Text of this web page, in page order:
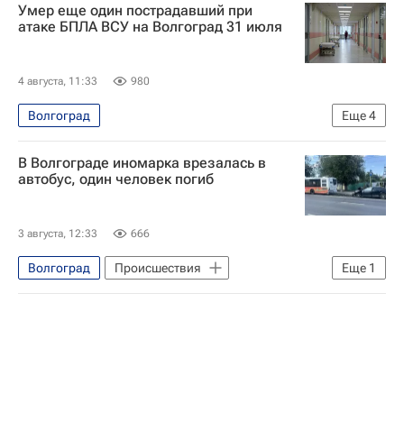
Санкт-Петербург
Алексей Сазанов
Вайлдберриз (Wildberries)
Следственный комитет России (СК РФ)
Татьяна Ким (Бакальчук)
Умер еще один пострадавший при
атаке БПЛА ВСУ на Волгоград 31 июля
4 августа, 11:33 980
Еще4
Волгоград
Специальная военная операция на Украине
Андрей Бочаров
Происшествия
В Волгограде иномарка врезалась в
автобус, один человек погиб
3 августа, 12:33 666
Еще 1
Волгоград
Происшествия
Министерство внутренних дел РФ (МВД России)